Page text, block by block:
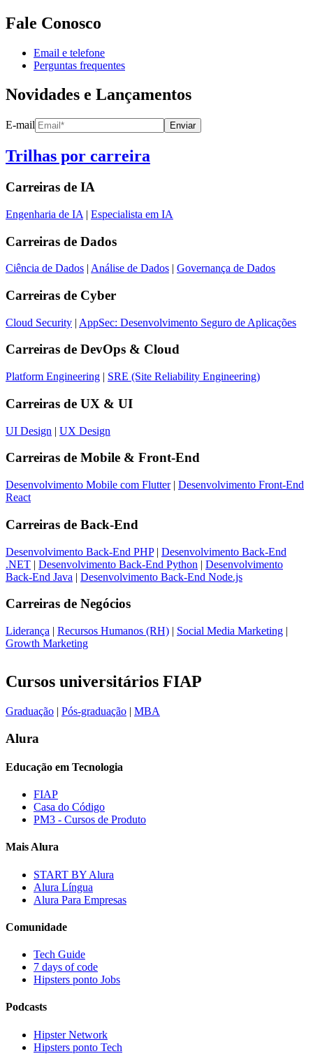
Fale Conosco
Email e telefone
Perguntas frequentes
Novidades e Lançamentos
E-mail Enviar
Trilhas por carreira
Carreiras de IA
Engenharia de IA | Especialista em IA
Carreiras de Dados
Ciência de Dados | Análise de Dados | Governança de Dados
Carreiras de Cyber
Cloud Security | AppSec: Desenvolvimento Seguro de Aplicações
Carreiras de DevOps & Cloud
Platform Engineering | SRE (Site Reliability Engineering)
Carreiras de UX & UI
UI Design | UX Design
Carreiras de Mobile & Front-End
Desenvolvimento Mobile com Flutter| Desenvolvimento Front-End
React
Carreiras de Back-End
Desenvolvimento Back-End PHP| Desenvolvimento Back-End
.NET | Desenvolvimento Back-End Python | Desenvolvimento
Back-End Java | Desenvolvimento Back-End Node.js
Carreiras de Negócios
Liderança | Recursos Humanos (RH) | Social Media Marketing |
Growth Marketing
Cursos universitários FIAP
Graduação | Pós-graduação | MBA
Alura
Educação em Tecnologia
FIAP
Casa do Código
PM3 - Cursos de Produto
Mais Alura
START BY Alura
Alura Língua
Alura Para Empresas
Comunidade
Tech Guide
7 days of code
Hipsters ponto Jobs
Podcasts
Hipster Network
Hipsters ponto Tech